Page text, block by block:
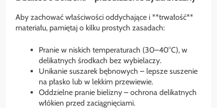
Aby zachować właściwości oddychające i **trwałość**
materiału, pamiętaj o kilku prostych zasadach:
Pranie w niskich temperaturach (30–40°C), w
delikatnych środkach bez wybielaczy.
Unikanie suszarek bębnowych – lepsze suszenie
na płasko lub w lekkim przewiewie.
Oddzielne pranie bielizny – ochrona delikatnych
włókien przed zaciągnięciami.